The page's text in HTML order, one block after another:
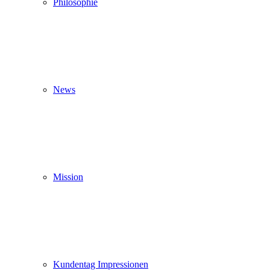
Philosophie
News
Mission
Kundentag Impressionen